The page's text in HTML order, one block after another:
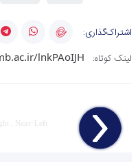
اشتراک‌گذاری:
لینک کوتاه:
lnkPAoIJH
, Next=Left